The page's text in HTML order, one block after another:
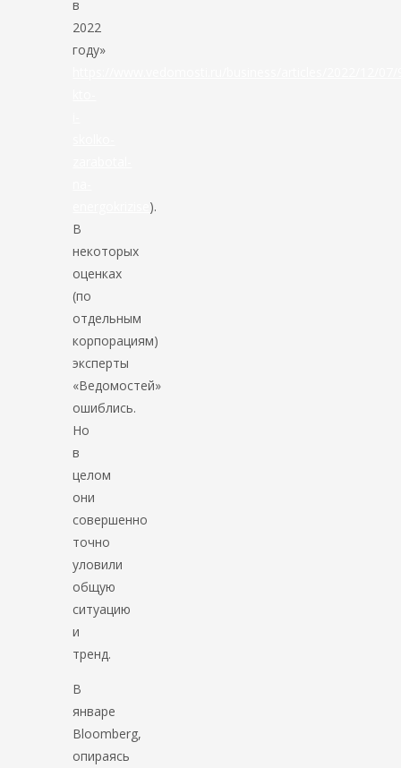
в
2022
году»
).
В
некоторых
оценках
(по
отдельным
корпорациям)
эксперты
«Ведомостей»
ошиблись.
Но
в
целом
они
совершенно
точно
уловили
общую
ситуацию
и
тренд.
В
январе
Bloomberg,
опираясь